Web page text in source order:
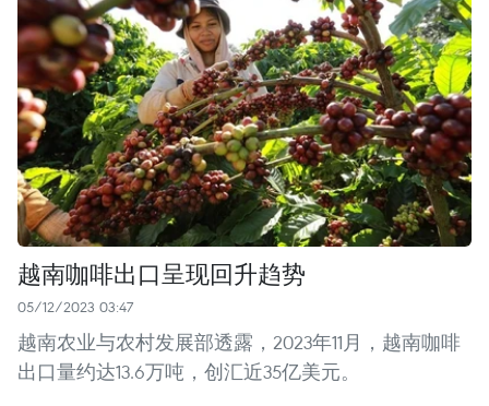
越南咖啡出口呈现回升趋势
05/12/2023 03:47
越南农业与农村发展部透露，2023年11月，越南咖啡
出口量约达13.6万吨，创汇近35亿美元。